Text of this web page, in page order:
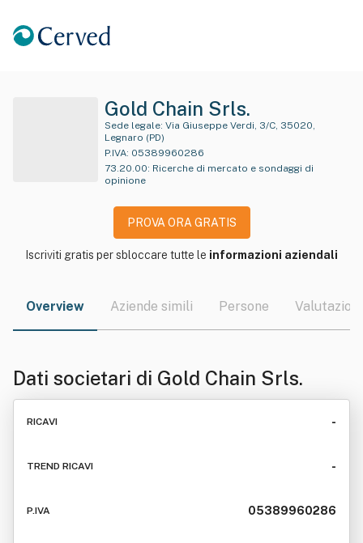
Gold Chain Srls.
Sede legale:
Legnaro (PD)
P.IVA: 05389960286
73.20.00: Ricerche di mercato e sondaggi di
opinione
PROVA ORA GRATIS
Iscriviti gratis per sbloccare tutte le informazioni aziendali
Overview Aziende simili Persone Valutazioni
Dati societari di Gold Chain Srls.
RICAVI -
TREND RICAVI -
P.IVA 05389960286